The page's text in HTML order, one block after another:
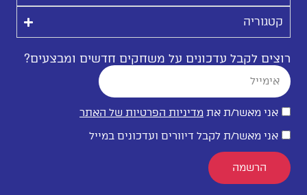
קטגוריה
רוצים לקבל עדכונים על משחקים חדשים ומבצעים?
אני מאשר/ת את מדיניות הפרטיות של האתר
אני מאשר/ת לקבל דיוורים ועדכונים במייל
הרשמה